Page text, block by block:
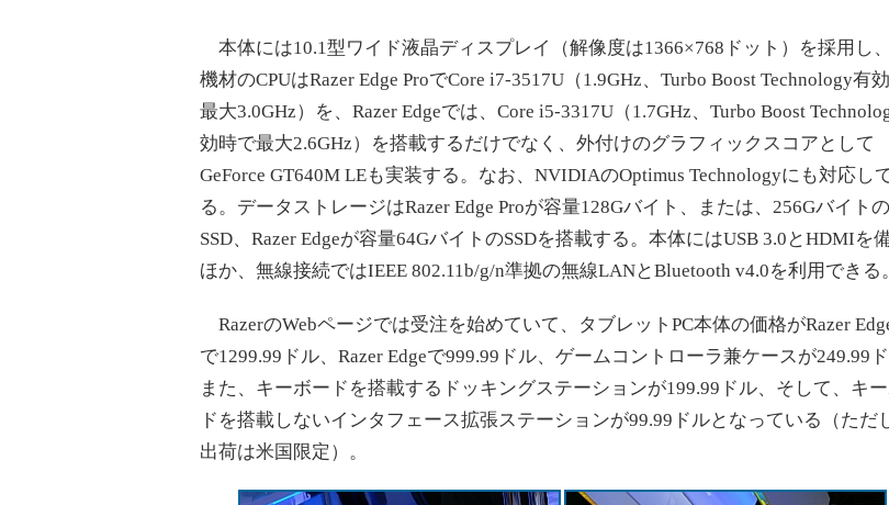
本体には10.1型ワイド液晶ディスプレイ（解像度は1366×768ドット）を採用し
機材のCPUはRazer Edge ProでCore i7-3517U（1.9GHz、Turbo Boost Technology有
最大3.0GHz）を、Razer Edgeでは、Core i5-3317U（1.7GHz、Turbo Boost
効時で最大2.6GHz）を搭載するだけでなく、外付けのグラフィックスコアとして
GeForce GT640M LEも実装する。なお、NVIDIAのOptimus Technologyにも対応し
る。データストレージはRazer Edge Proが容量128Gバイト、または、256Gバイトの
SSD、Razer Edgeが容量64GバイトのSSDを搭載する。本体にはUSB 3.0とHDMIを
ほか、無線接続ではIEEE 802.11b/g/n準拠の無線LANとBluetooth v4.0を利用できる。
RazerのWebページでは受注を始めていて、タブレットPC本体の価格がRazer
で1299.99ドル、Razer Edgeで999.99ドル、ゲームコントローラ兼ケースが249.99ド
また、キーボードを搭載するドッキングステーションが199.99ドル、そして、キ
ドを搭載しないインタフェース拡張ステーションが99.99ドルとなっている（ただ
出荷は米国限定）。